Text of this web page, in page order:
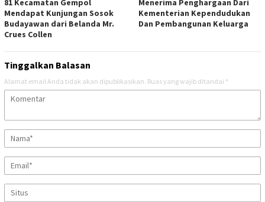
81 Kecamatan Gempol
Mendapat Kunjungan Sosok
Budayawan dari Belanda Mr.
Crues Collen
Menerima Penghargaan Dari
Kementerian Kependudukan
Dan Pembangunan Keluarga
Tinggalkan Balasan
Alamat email Anda tidak akan dipublikasikan. Ruas yang wajib ditandai *